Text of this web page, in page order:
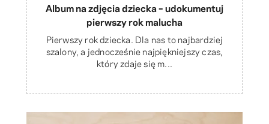
Album na zdjęcia dziecka – udokumentuj
pierwszy rok malucha
Pierwszy rok dziecka. Dla nas to najbardziej
szalony, a jednocześnie najpiękniejszy czas,
który zdaje się m...